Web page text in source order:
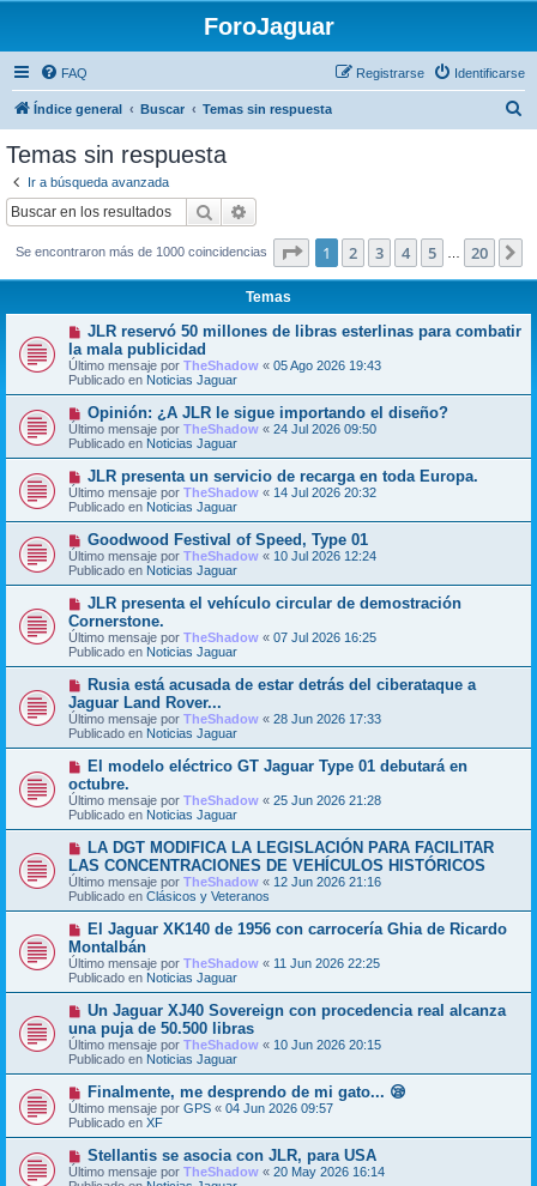
ForoJaguar
FAQ Identificarse
Registrarse
Índice general Buscar Temas sin respuesta
Temas sin respuesta
Ir a búsqueda avanzada
Buscar
Se encontraron más de 1000 coincidencias Página de 20
1 2 3 4 5 20
Temas
N
e
v
o
m
e
n
s
a
e
JLR reservó 50 millones de libras esterlinas para combatir
la mala publicidad
Último mensaje por TheShadow « 05 Ago 2026 19:43
Publicado en Noticias Jaguar
N
u
e
v
m
e
n
s
a
j
e
Opinión: ¿A JLR le sigue importando el diseño?
Último mensaje por TheShadow « 24 Jul 2026 09:50
Publicado en Noticias Jaguar
N
u
e
v
m
e
n
s
a
j
e
JLR presenta un servicio de recarga en toda Europa.
Último mensaje por TheShadow « 14 Jul 2026 20:32
Publicado en Noticias Jaguar
N
u
e
v
m
e
n
s
a
e
Goodwood Festival of Speed, Type 01
Último mensaje por TheShadow « 10 Jul 2026 12:24
Publicado en Noticias Jaguar
N
e
v
o
m
n
s
a
e
JLR presenta el vehículo circular de demostración
Cornerstone.
Último mensaje por TheShadow « 07 Jul 2026 16:25
Publicado en Noticias Jaguar
N
e
v
o
m
n
s
a
e
Rusia está acusada de estar detrás del ciberataque a
Jaguar Land Rover...
Último mensaje por TheShadow « 28 Jun 2026 17:33
Publicado en Noticias Jaguar
N
u
e
v
o
m
n
s
a
e
El modelo eléctrico GT Jaguar Type 01 debutará en
octubre.
Último mensaje por TheShadow « 25 Jun 2026 21:28
Publicado en Noticias Jaguar
N
u
e
v
o
m
n
s
a
e
LA DGT MODIFICA LA LEGISLACIÓN PARA FACILITAR
LAS CONCENTRACIONES DE VEHÍCULOS HISTÓRICOS
Último mensaje por TheShadow « 12 Jun 2026 21:16
Publicado en Clásicos y Veteranos
N
e
v
o
m
e
n
s
a
e
El Jaguar XK140 de 1956 con carrocería Ghia de Ricardo
Montalbán
Último mensaje por TheShadow « 11 Jun 2026 22:25
Publicado en Noticias Jaguar
N
e
v
o
m
n
s
a
e
Un Jaguar XJ40 Sovereign con procedencia real alcanza
una puja de 50.500 libras
Último mensaje por TheShadow « 10 Jun 2026 20:15
Publicado en Noticias Jaguar
N
u
e
v
o
m
e
Finalmente, me desprendo de mi gato... 😪
Último mensaje por GPS « 04 Jun 2026 09:57
Publicado en XF
N
u
e
Stellantis se asocia con JLR, para USA
Último mensaje por TheShadow « 20 May 2026 16:14